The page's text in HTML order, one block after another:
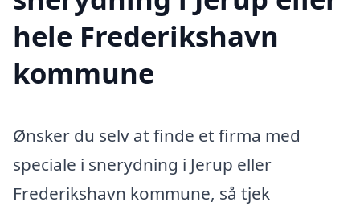
hele Frederikshavn
kommune
Ønsker du selv at finde et firma med
speciale i snerydning i Jerup eller
Frederikshavn kommune, så tjek